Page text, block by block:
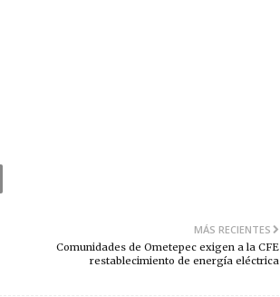
MÁS RECIENTES
Comunidades de Ometepec exigen a la CFE
restablecimiento de energía eléctrica